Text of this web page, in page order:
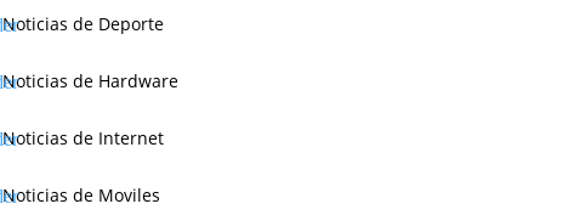
Noticias de Deporte
Noticias de Hardware
Noticias de Internet
Noticias de Moviles